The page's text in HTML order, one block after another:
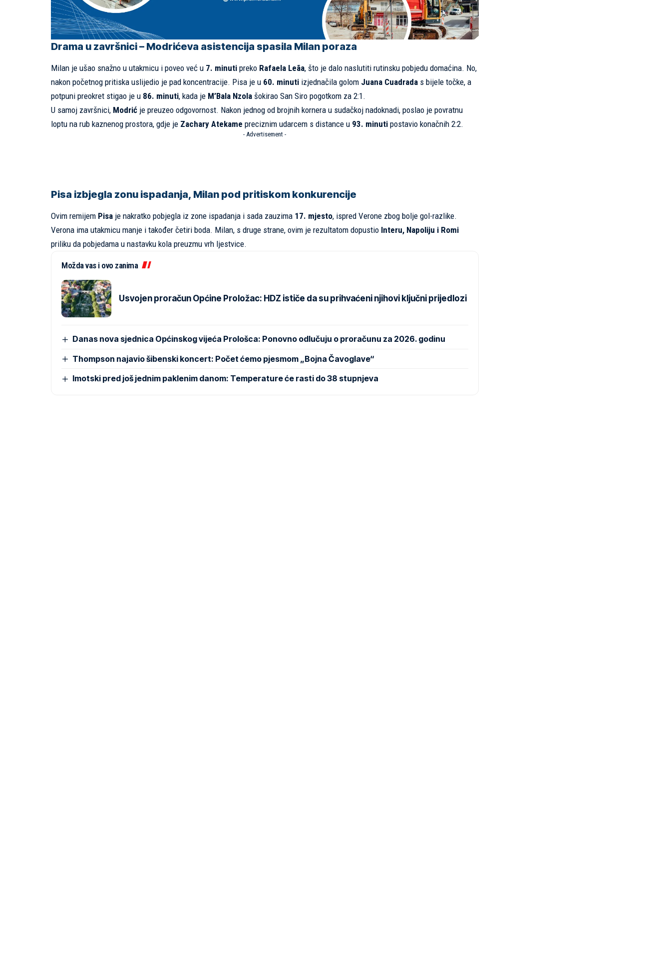
Drama u završnici – Modrićeva asistencija spasila Milan poraza
Milan je ušao snažno u utakmicu i poveo već u 7. minuti preko Rafaela Leãa, što je dalo naslutiti rutinsku pobjedu domaćina. No,
nakon početnog pritiska uslijedio je pad koncentracije. Pisa je u 60. minuti izjednačila golom Juana Cuadrada s bijele točke, a
potpuni preokret stigao je u 86. minuti, kada je M’Bala Nzola šokirao San Siro pogotkom za 2:1.
U samoj završnici, Modrić je preuzeo odgovornost. Nakon jednog od brojnih kornera u sudačkoj nadoknadi, poslao je povratnu
loptu na rub kaznenog prostora, gdje je Zachary Atekame preciznim udarcem s distance u 93. minuti postavio konačnih 2:2.
- Advertisement -
Pisa izbjegla zonu ispadanja, Milan pod pritiskom konkurencije
Ovim remijem Pisa je nakratko pobjegla iz zone ispadanja i sada zauzima 17. mjesto, ispred Verone zbog bolje gol-razlike.
Verona ima utakmicu manje i također četiri boda. Milan, s druge strane, ovim je rezultatom dopustio Interu, Napoliju i Romi
priliku da pobjedama u nastavku kola preuzmu vrh ljestvice.
Možda vas i ovo zanima
Usvojen proračun Općine Proložac: HDZ ističe da su prihvaćeni njihovi ključni prijedlozi
Danas nova sjednica Općinskog vijeća Prološca: Ponovno odlučuju o proračunu za 2026. godinu
Thompson najavio šibenski koncert: Počet ćemo pjesmom „Bojna Čavoglave“
Imotski pred još jednim paklenim danom: Temperature će rasti do 38 stupnjeva